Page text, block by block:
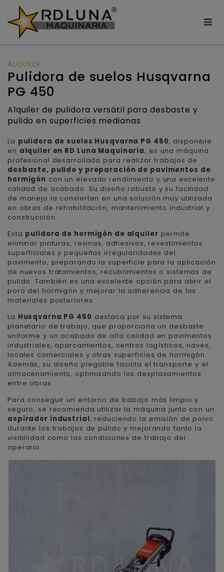
ALQUILER
Pulidora de suelos Husqvarna
PG 450
Alquiler de pulidora versátil para desbaste y
pulido en superficies medianas
La pulidora de suelos Husqvarna PG 450, disponible
en alquiler en RD Luna Maquinaria, es una máquina
profesional desarrollada para realizar trabajos de
desbaste, pulido y preparación de pavimentos de
hormigón con un elevado rendimiento y una excelente
calidad de acabado. Su diseño robusto y su facilidad
de manejo la convierten en una solución muy utilizada
en obras de rehabilitación, mantenimiento industrial y
construcción.
Esta pulidora de hormigón de alquiler permite
eliminar pinturas, resinas, adhesivos, revestimientos
superficiales y pequeñas irregularidades del
pavimento, preparando la superficie para la aplicación
de nuevos tratamientos, recubrimientos o sistemas de
pulido. También es una excelente opción para abrir el
poro del hormigón y mejorar la adherencia de los
materiales posteriores.
La Husqvarna PG 450 destaca por su sistema
planetario de trabajo, que proporciona un desbaste
uniforme y un acabado de alta calidad en pavimentos
industriales, aparcamientos, centros logísticos, naves,
locales comerciales y otras superficies de hormigón.
Además, su diseño plegable facilita el transporte y el
almacenamiento, optimizando los desplazamientos
entre obras.
Para conseguir un entorno de trabajo más limpio y
seguro, se recomienda utilizar la máquina junto con un
aspirador industrial, reduciendo la emisión de polvo
durante los trabajos de pulido y mejorando tanto la
visibilidad como las condiciones de trabajo del
operario.